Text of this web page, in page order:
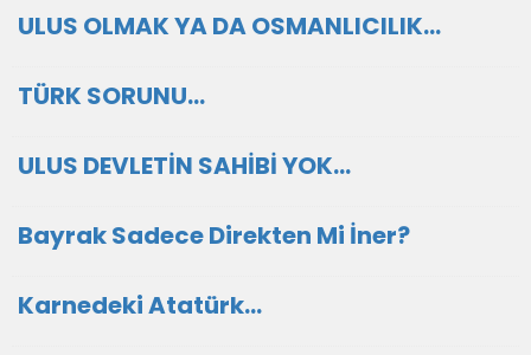
ULUS OLMAK YA DA OSMANLICILIK…
TÜRK SORUNU…
ULUS DEVLETİN SAHİBİ YOK…
Bayrak Sadece Direkten Mi İner?
Karnedeki Atatürk…